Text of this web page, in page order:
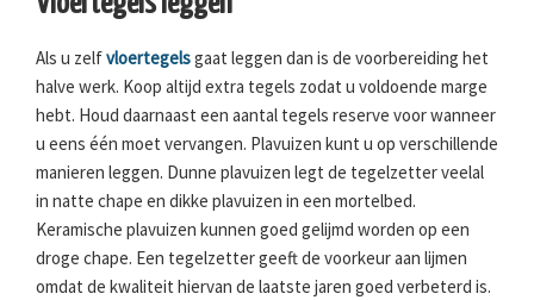
Als u zelfvloertegelsgaat leggen dan is de voorbereiding het
halve werk. Koop altijd extra tegels zodat u voldoende marge
hebt. Houd daarnaast een aantal tegels reserve voor wanneer
u eens één moet vervangen. Plavuizen kunt u op verschillende
manieren leggen. Dunne plavuizen legt de tegelzetter veelal
in natte chape en dikke plavuizen in een mortelbed.
Keramische plavuizen kunnen goed gelijmd worden op een
droge chape. Een tegelzetter geeft de voorkeur aan lijmen
omdat de kwaliteit hiervan de laatste jaren goed verbeterd is.